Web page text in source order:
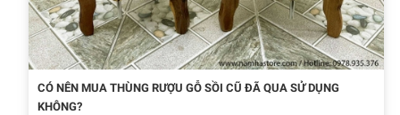
CÓ NÊN MUA THÙNG RƯỢU GỖ SỒI CŨ ĐÃ QUA SỬ DỤNG
KHÔNG?